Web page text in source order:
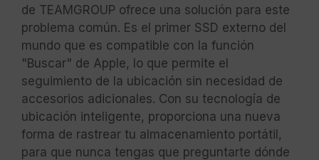
de TEAMGROUP ofrece una solución para este
problema común. Es el primer SSD externo del
mundo que es compatible con la función
"Buscar" de Apple, lo que permite el
seguimiento de la ubicación sin necesidad de
accesorios adicionales. Con su tecnología de
ubicación inteligente, proporciona una nueva
forma de rastrear tu almacenamiento portátil,
para que nunca tengas que preguntarte dónde